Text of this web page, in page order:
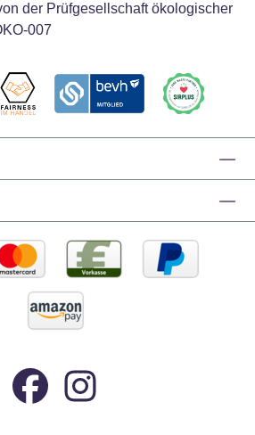
der Prüfgesellschaft ökologischer
007